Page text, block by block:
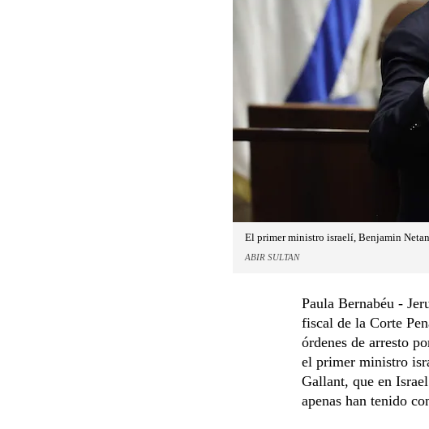
El primer ministro israelí, Benjamin
ABIR SULTAN
Paula Bernabéu -
fiscal de la Corte
órdenes de arresto
el primer ministro
Gallant, que en
apenas han tenido